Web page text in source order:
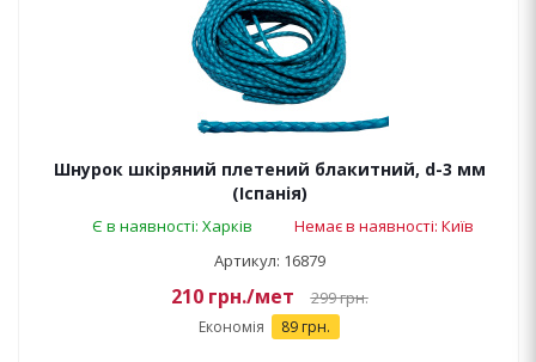
Шнурок шкіряний плетений блакитний, d-3 мм
(Іспанія)
Є в наявності: Харків
Немає в наявності: Київ
Артикул: 16879
210грн./мет 299грн.
Економія 89 грн.